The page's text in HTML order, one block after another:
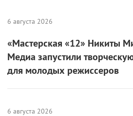
6 августа 2026
«Мастерская «12» Никиты
Медиа запустили
для молодых режиссеров
6 августа 2026